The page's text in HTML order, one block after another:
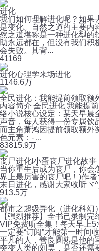
进化
我们如何理解进化呢？如果
是变化。自然之道的主要内
然之道堪称是一种进化型的
助永远都在，但没有我们积
会失败。其背...
41169
进化心理学来场进化
1146.6万
全民进化：我能提前领取额
内容简介 全民进化:我能提
络小说核心设定：某天早晨
声音，每人获得一份专属饮
而主角萧鸿因提前领取额外
色元素：- ...
83815.9万
丧尸进化l小蛋丧尸进化故事
当你重生后成为丧尸，你会
界上最厉害的丧尸吧！)作
末日进化，感谢大家收听ヾ
913.5万
都市之超级异化（进化科幻）
【强烈推荐】全书已录制完
VIP免费听全集！每天早上
一定要“订阅”才能第一时间
平凡的人，善良圆熟是他的
突变人类的刘昊，是否还需